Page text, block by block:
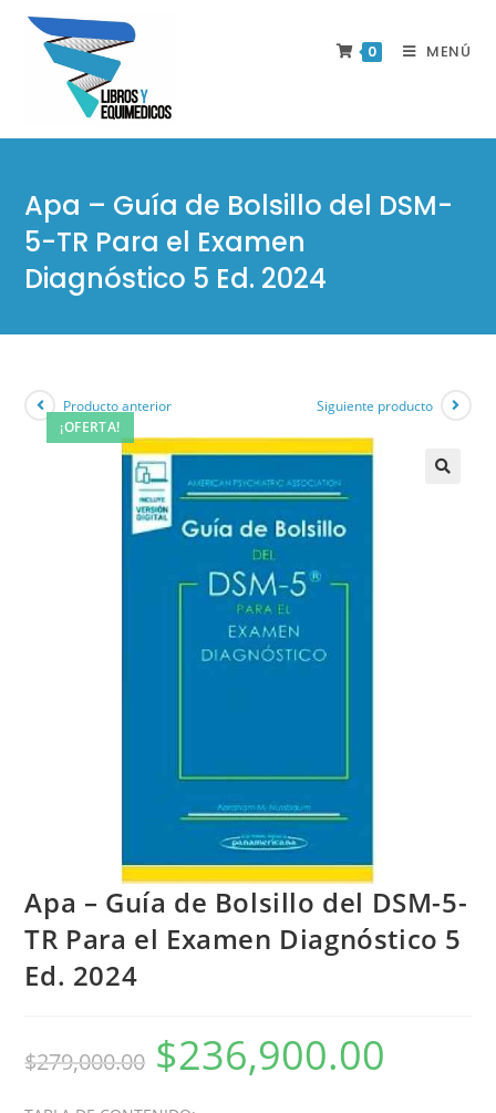
0 MENÚ
Apa – Guía de Bolsillo del DSM-
5-TR Para el Examen
Diagnóstico 5 Ed. 2024
¡OFERTA!
Producto anterior Siguiente producto
Apa – Guía de Bolsillo del DSM-5-
TR Para el Examen Diagnóstico 5
Ed. 2024
$279,000.00 $236,900.00